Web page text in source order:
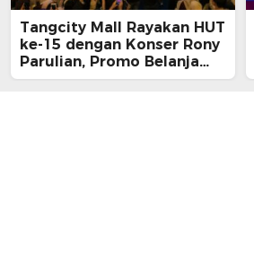
Tangcity Mall Rayakan HUT
ke-15 dengan Konser Rony
Parulian, Promo Belanja
hingga Festival Komunitas